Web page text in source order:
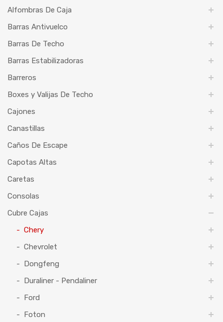
Alfombras De Caja
Barras Antivuelco
Barras De Techo
Barras Estabilizadoras
Barreros
Boxes y Valijas De Techo
Cajones
Canastillas
Caños De Escape
Capotas Altas
Caretas
Consolas
Cubre Cajas
Chery
Chevrolet
Dongfeng
Duraliner - Pendaliner
Ford
Foton